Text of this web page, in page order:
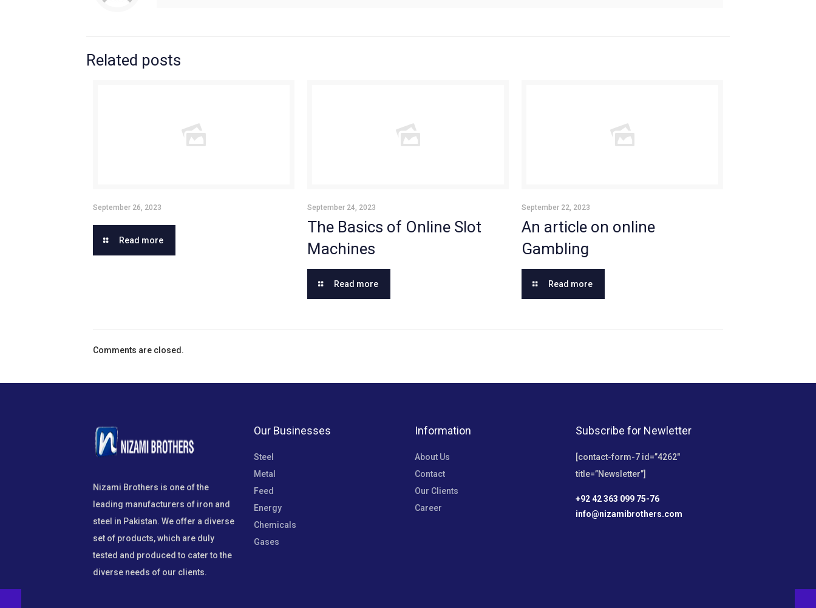
Related posts
September 26, 2023
Read more
September 24, 2023
The Basics of Online Slot
Machines
Read more
September 22, 2023
An article on online
Gambling
Read more
Comments are closed.
Nizami Brothers is one of the
leading manufacturers of iron and
steel in Pakistan. We offer a diverse
set of products, which are duly
tested and produced to cater to the
diverse needs of our clients.
Our Businesses
Steel
Metal
Feed
Energy
Chemicals
Gases
Information
About Us
Contact
Our Clients
Career
Subscribe for Newletter
[contact-form-7 id=”4262″
title=”Newsletter”]
+92 42 363 099 75-76
info@nizamibrothers.com